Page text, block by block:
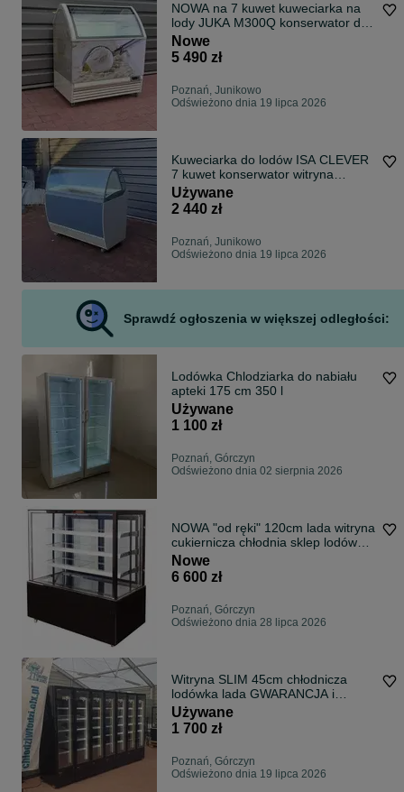
NOWA na 7 kuwet kuweciarka na
lody JUKA M300Q konserwator do
lodów gałkowych zamrażarka
Nowe
5 490 zł
Poznań, Junikowo
Odświeżono dnia 19 lipca 2026
Kuweciarka do lodów ISA CLEVER
7 kuwet konserwator witryna
DOSTAWA Kraj ! GWARANCJA !
zamrażarka na lody Kuwety
Używane
2 440 zł
Poznań, Junikowo
Odświeżono dnia 19 lipca 2026
Sprawdź ogłoszenia w większej odległości:
Lodówka Chlodziarka do nabiału
apteki 175 cm 350 l
Używane
1 100 zł
Poznań, Górczyn
Odświeżono dnia 02 sierpnia 2026
NOWA "od ręki" 120cm lada witryna
cukiernicza chłodnia sklep lodówka
DOSTAWA CAŁY KRAJ na ciasta
Nowe
6 600 zł
Poznań, Górczyn
Odświeżono dnia 28 lipca 2026
Witryna SLIM 45cm chłodnicza
lodówka lada GWARANCJA i
DOSTAWA kraj chłodnia sklep bar
kebab
Używane
1 700 zł
Poznań, Górczyn
Odświeżono dnia 19 lipca 2026